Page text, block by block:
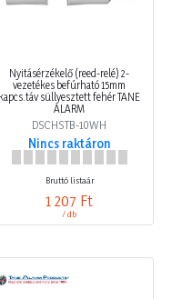
kapcs.táv süllyesztett fehér TANE
ALARM
DSCHSTB-10WH
Nincs raktáron
1 207 Ft